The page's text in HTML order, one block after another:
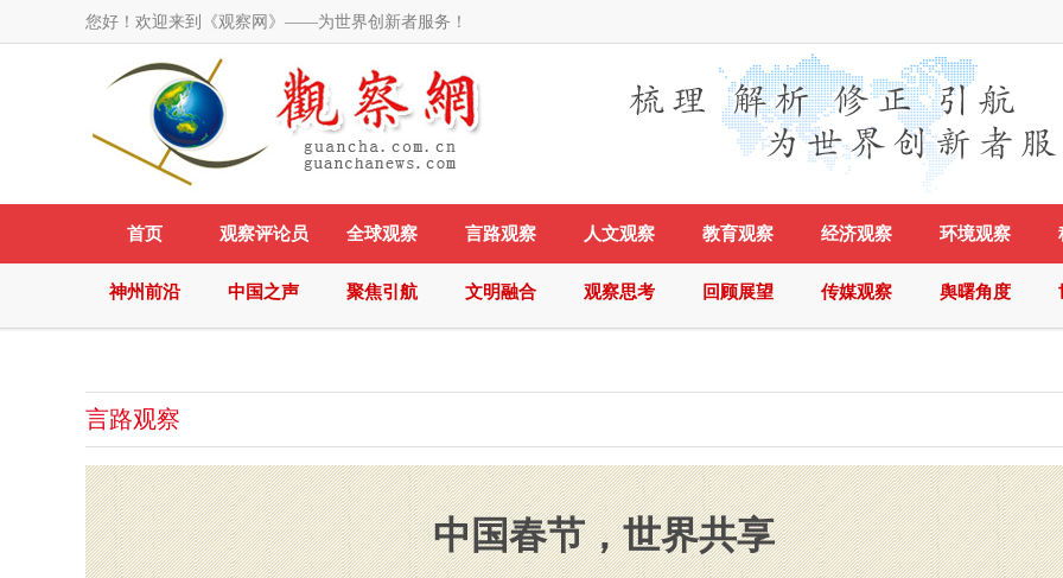
您好！欢迎来到《观察网》——为世界创新者服务！
首页 观察评论员 全球观察 言路观察 人文观察 教育观察 经济观察 环境观察
神州前沿 中国之声 聚焦引航 文明融合 观察思考 回顾展望 传媒观察 舆曙角度
言路观察
中国春节，世界共享